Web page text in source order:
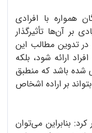
همواره با افرادی
بر آن‌ها تأثیرگذار
تدوین مطالب این
ارائه شود، بلکه
شده باشد که منطبق
بر اراده اشخاص
بنابراین می‌‌توان